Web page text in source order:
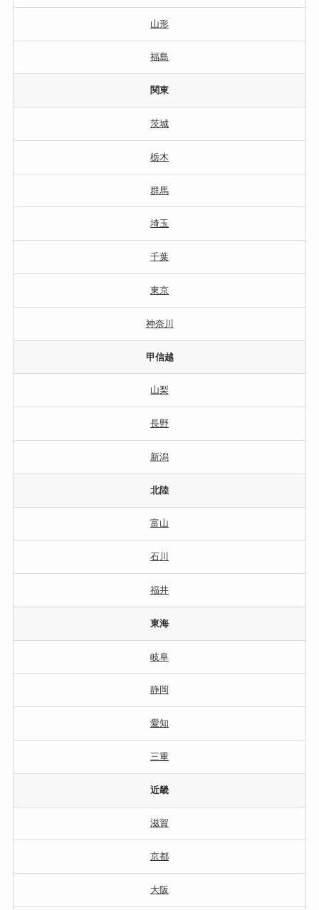
山形
福島
関東
茨城
栃木
群馬
埼玉
千葉
東京
神奈川
甲信越
山梨
長野
新潟
北陸
富山
石川
福井
東海
岐阜
静岡
愛知
三重
近畿
滋賀
京都
大阪